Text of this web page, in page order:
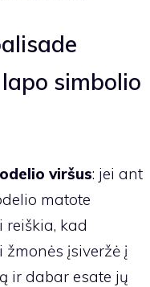
simbolio
viršus: jei ant
matote
reiškia, kad
įsiveržė į
ir dabar esate jų